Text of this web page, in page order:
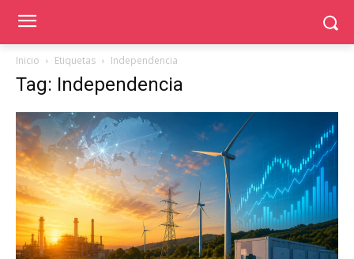
Inicio Etiquetas Independencia
Tag: Independencia